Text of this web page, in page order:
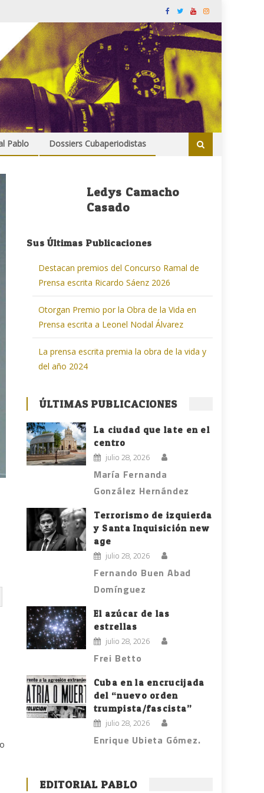
Pablo Dossiers Cubaperiodistas
Ledys Camacho
Casado
Sus Últimas Publicaciones
Destacan premios del Concurso Ramal de
Prensa escrita Ricardo Sáenz 2026
Otorgan Premio por la Obra de la Vida en
Prensa escrita a Leonel Nodal Álvarez
La prensa escrita premia la obra de la vida y
del año 2024
ÚLTIMAS PUBLICACIONES
La ciudad que late en el
centro
julio 28, 2026
María Fernanda
González Hernández
Terrorismo de izquierda
y Santa Inquisición new
age
julio 28, 2026
Fernando Buen Abad
Domínguez
El azúcar de las
estrellas
julio 28, 2026
Frei Betto
Cuba en la encrucijada
del “nuevo orden
trumpista/fascista”
julio 28, 2026
Enrique Ubieta Gómez.
EDITORIAL PABLO